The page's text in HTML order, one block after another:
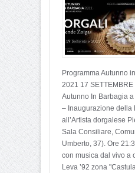
Programma Autunno
2021 17 SETTEMBRE
Autunno In Barbagia
– Inaugurazione della
all’Artista dorgalese
Sala Consiliare,
Umberto, 37). Ore
con musica dal vivo a
Leva ’92 zona